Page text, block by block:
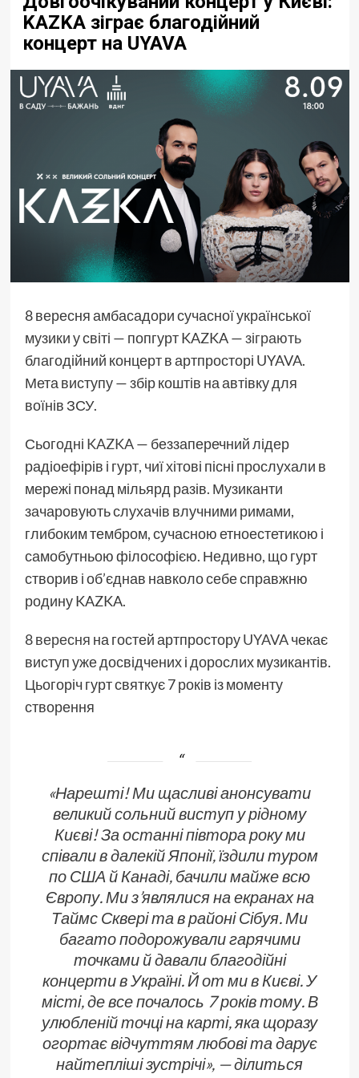
KAZKA зіграє благодійний
концерт на UYAVA
8 вересня амбасадори сучасної української
музики у світі — попгурт KAZKA —зіграють
благодійний концерт в артпросторі UYAVA.
Мета виступу — збір коштів на автівку для
воїнів ЗСУ.
Сьогодні KAZKA— беззаперечний лідер
радіоефірів і гурт, чиї хітові пісні прослухали в
мережі понад мільярд разів. Музиканти
зачаровують слухачів влучними римами,
глибоким тембром, сучасною етноестетикою і
самобутньою філософією. Недивно, що гурт
створив і об’єднав навколо себе справжню
родину KAZKA.
8 вересня на гостей артпросторуUYAVAчекає
виступ уже досвідчених і дорослих музикантів.
Цьогоріч гурт святкує 7 років із моменту
створення
«Нарешті! Ми щасливі анонсувати
великий сольний виступ у рідному
Києві! За останні півтора року ми
співали в далекій Японії, їздили туром
по США й Канаді, бачили майже всю
Європу. Ми з’являлися на екранах на
Таймс Сквері та в районі Сібуя. Ми
багато подорожували гарячими
точками й давали благодійні
концерти в Україні. Й от ми в Києві. У
місті, де все почалось 7 років тому. В
улюбленій точці на карті, яка щоразу
огортає відчуттям любові та дарує
найтепліші зустрічі», — ділиться